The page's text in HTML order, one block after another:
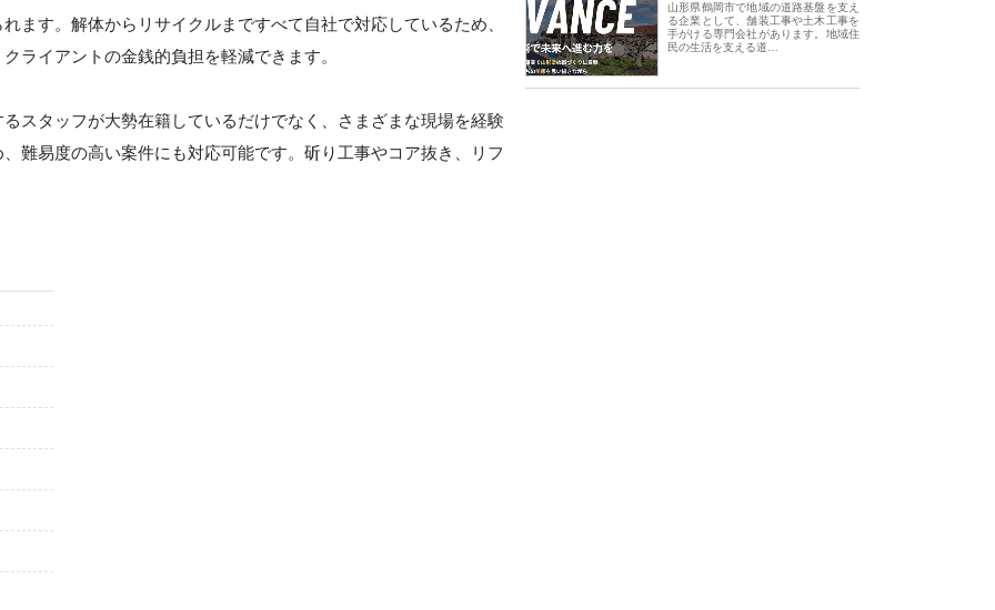
ます。解体からリサイクルまですべて自社で対応しているため、
ライアントの金銭的負担を軽減できます。
スタッフが大勢在籍しているだけでなく、さまざまな現場を経験
難易度の高い案件にも対応可能です。斫り工事やコア抜き、リフ
山形県鶴岡市で地域の道路基盤を支え
る企業として、舗装工事や土木工事を
手がける専門会社があります。地域住
民の生活を支える道…